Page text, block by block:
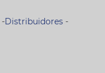
-Distribuidores -